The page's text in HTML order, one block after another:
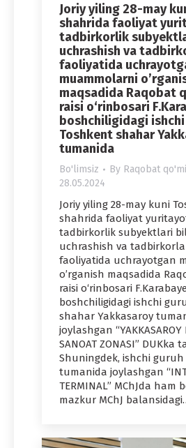
Joriy yiling 28-may
shahrida faoliyat
tadbirkorlik
uchrashish va
faoliyatida
muammolarni
maqsadida Raqobat
raisi o‘rinbosari
boshchiligidagi
Toshkent shahar
tumanida
Bo'limsiz By Raqobat
28.05.2024
Joriy yiling 28-may kuni
shahrida faoliyat
tadbirkorlik subyektlari
uchrashish va
faoliyatida uchrayotgan
o’rganish maqsadida
raisi o‘rinbosari
boshchiligidagi ishchi
shahar Yakkasaroy
joylashgan “YAKKASAROY
SANOAT ZONASI” DUKka
Shuningdek, ishchi guruh
tumanida joylashgan
TERMINAL” MChJda ham
mazkur MChJ